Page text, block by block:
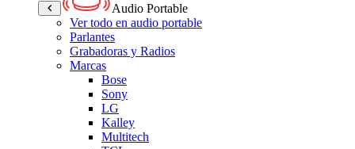
Audio Portable
Ver todo en audio portable
Parlantes
Grabadoras y Radios
Marcas
Bose
Sony
LG
Kalley
Multitech